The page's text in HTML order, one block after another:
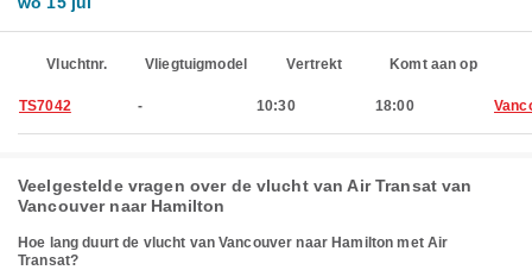
Vluchtnr. Vliegtuigmodel Vertrekt Komt aan op
TS7042 - 10:30 18:00
Veelgestelde vragen over de vlucht van Air Transat van
Vancouver naar Hamilton
Hoe lang duurt de vlucht van Vancouver naar Hamilton met Air
Transat?